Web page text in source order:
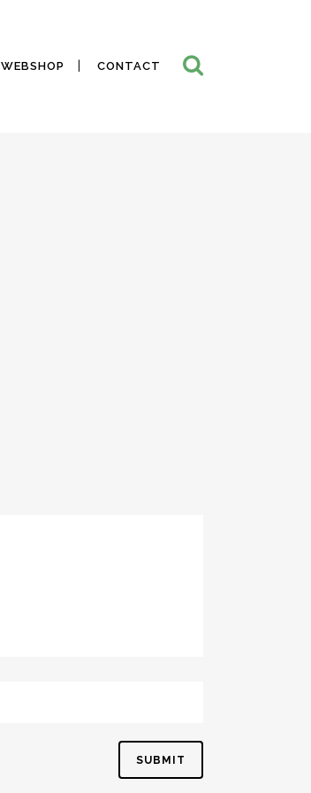
WEBSHOP CONTACT